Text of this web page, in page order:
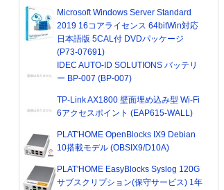
Microsoft Windows Server Standard
2019 16コアライセンス 64bitWin対応
日本語版 5CAL付 DVDパッケージ
(P73-07691)
IDEC AUTO-ID SOLUTIONS バッテリ
ー BP-007 (BP-007)
TP-Link AX1800 壁面埋め込み型 Wi-Fi
6アクセスポイント (EAP615-WALL)
PLAT'HOME OpenBlocks IX9 Debian
10搭載モデル (OBSIX9/D10A)
PLAT'HOME EasyBlocks Syslog 120G
サブスクリプション(保守サービス) 1年